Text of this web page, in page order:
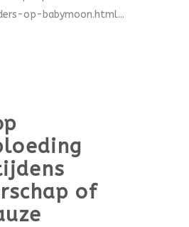
op-babymoon.html...
of